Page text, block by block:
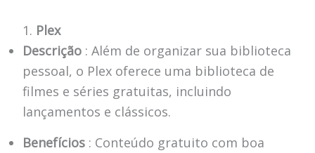
1. Plex
Descrição: Além de organizar sua biblioteca
pessoal, o Plex oferece uma biblioteca de
filmes e séries gratuitas, incluindo
lançamentos e clássicos.
Benefícios: Conteúdo gratuito com boa